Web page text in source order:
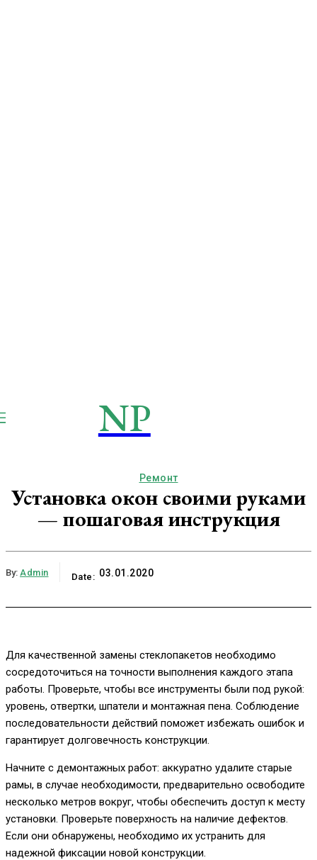
NP
Ремонт
Установка окон своими руками
— пошаговая инструкция
By: Admin Date: 03.01.2020
Для качественной замены стеклопакетов необходимо
сосредоточиться на точности выполнения каждого этапа
работы. Проверьте, чтобы все инструменты были под рукой:
уровень, отвертки, шпатели и монтажная пена. Соблюдение
последовательности действий поможет избежать ошибок и
гарантирует долговечность конструкции.
Начните с демонтажных работ: аккуратно удалите старые
рамы, в случае необходимости, предварительно освободите
несколько метров вокруг, чтобы обеспечить доступ к месту
установки. Проверьте поверхность на наличие дефектов.
Если они обнаружены, необходимо их устранить для
надежной фиксации новой конструкции.